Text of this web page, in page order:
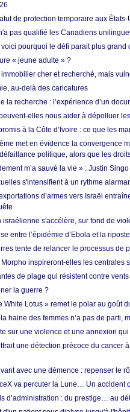
de protection temporaire aux
pas qualifié les Canadiens
pourquoi le défi parait plus grand
« jeune adulte » ?
cher et recherché, mais
au-delà des caricatures
la recherche : l’expérience d’un
elles nous aider à dépolluer
à la Côte d’Ivoire : ce que les
met en évidence la convergence
politique, alors que les
m’a sauvé la vie » : Justin
s'intensifient à un rythme
d’armes vers Israël
s'accélère, sur fond de
entre l’épidémie d’Ebola et la riposte
tente de relancer le processus de
inspireront-elles les centrales
de plage qui résistent contre
la guerre ?
White Lotus » remet le polar au goût
haine des femmes n’a pas de parti,
sur une violence et une annexion qui
une détection précoce du cancer
avec une démence : repenser le
va percuter la Lune… Un accident
d’administration : du prestige… au